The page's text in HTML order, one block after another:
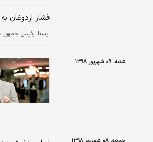
فشار اردوغان
ايسنا: رئیس جمهور
شنبه، ۰۹ شهریور ۱۳۹۸